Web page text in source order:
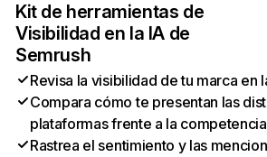
Kit de herramientas de
Visibilidad en la IA de
Semrush
Revisa la visibilidad de tu marca en
Compara cómo te presentan las
plataformas frente a la competencia
Rastrea el sentimiento y las